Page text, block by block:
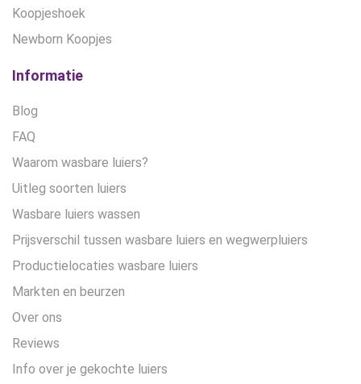
Koopjeshoek
Newborn Koopjes
Informatie
Blog
FAQ
Waarom wasbare luiers?
Uitleg soorten luiers
Wasbare luiers wassen
Prijsverschil tussen wasbare luiers en wegwerpluiers
Productielocaties wasbare luiers
Markten en beurzen
Over ons
Reviews
Info over je gekochte luiers